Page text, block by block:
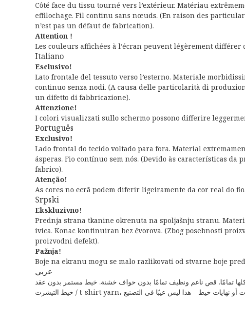
Côté face du tissu tourné vers l’extérieur. Matériau
effilochage. Fil continu sans nœuds. (En raison des
n’est pas un défaut de fabrication).
Attention !
Les couleurs affichées à l’écran peuvent légèrement
Italiano
Esclusivo!
Lato frontale del tessuto verso l’esterno. Materiale
continuo senza nodi. (A causa delle particolarità di
un difetto di fabbricazione).
Attenzione!
I colori visualizzati sullo schermo possono differire
Português
Exclusivo!
Lado frontal do tecido voltado para fora. Material
ásperas. Fio contínuo sem nós. (Devido às características
fabrico).
Atenção!
As cores no ecrã podem diferir ligeiramente da cor real do fio.
Srpski
Ekskluzivno!
Prednja strana tkanine okrenuta na spoljašnju stranu.
ivica. Konac kontinuiran bez čvorova. (Zbog posebnosti
proizvodni defekt).
Pažnja!
Boje na ekranu mogu se malo razlikovati od stvarne boje
عربي
ناعم ونظيف تمامًا بدون حواف خشنة. خيط مستمر بدون عقد. (بسبب خصوصيات إنتاج